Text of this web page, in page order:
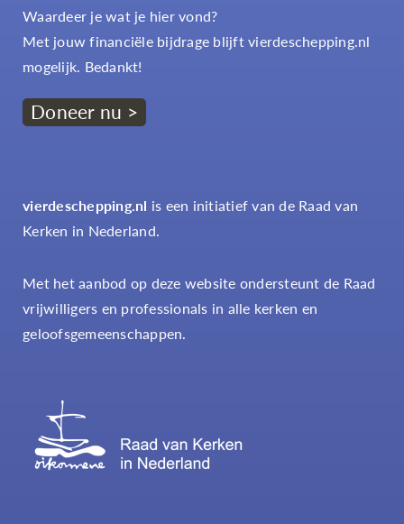
Waardeer je wat je hier vond?
Met jouw financiële bijdrage blijft vierdeschepping.nl
mogelijk. Bedankt!
Doneer nu >
vierdeschepping.nl is een initiatief van de Raad van
Kerken in Nederland.
Met het aanbod op deze website ondersteunt de Raad
vrijwilligers en professionals in alle kerken en
geloofsgemeenschappen.